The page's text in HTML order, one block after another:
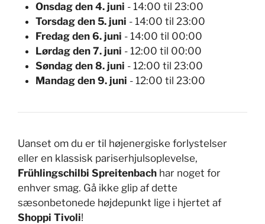
Onsdag den 4. juni - 14:00 til 23:00
Torsdag den 5. juni - 14:00 til 23:00
Fredag den 6. juni - 14:00 til 00:00
Lørdag den 7. juni - 12:00 til 00:00
Søndag den 8. juni - 12:00 til 23:00
Mandag den 9. juni - 12:00 til 23:00
Uanset om du er til højenergiske forlystelser
eller en klassisk pariserhjulsoplevelse,
Frühlingschilbi Spreitenbach har noget for
enhver smag. Gå ikke glip af dette
sæsonbetonede højdepunkt lige i hjertet af
Shoppi Tivoli!